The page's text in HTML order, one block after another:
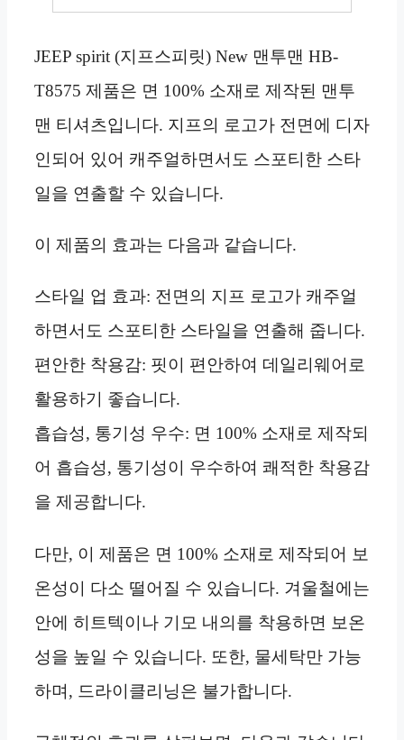
JEEP spirit (지프스피릿) New 맨투맨 HB-
T8575 제품은 면 100% 소재로 제작된 맨투
맨 티셔츠입니다. 지프의 로고가 전면에 디자
인되어 있어 캐주얼하면서도 스포티한 스타
일을 연출할 수 있습니다.
이 제품의 효과는 다음과 같습니다.
스타일 업 효과: 전면의 지프 로고가 캐주얼
하면서도 스포티한 스타일을 연출해 줍니다.
편안한 착용감: 핏이 편안하여 데일리웨어로
활용하기 좋습니다.
흡습성, 통기성 우수: 면 100% 소재로 제작되
어 흡습성, 통기성이 우수하여 쾌적한 착용감
을 제공합니다.
다만, 이 제품은 면 100% 소재로 제작되어 보
온성이 다소 떨어질 수 있습니다. 겨울철에는
안에 히트텍이나 기모 내의를 착용하면 보온
성을 높일 수 있습니다. 또한, 물세탁만 가능
하며, 드라이클리닝은 불가합니다.